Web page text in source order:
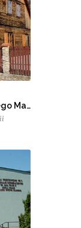
Muzeum - Dom Urodzenia Świętego Maksymiliana Kolbe